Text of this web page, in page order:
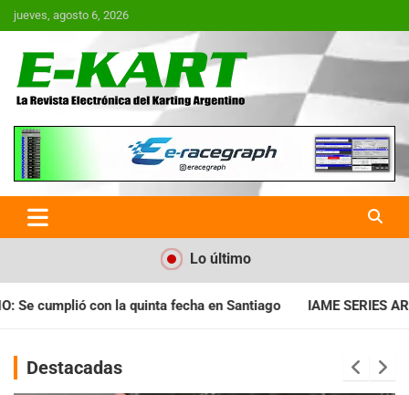
Saltar
al
jueves, agosto 6, 2026
E-Kart.com.ar | La Revista
Electrónica del Karting en
Argentina
Lo último
en Santiago IAME SERIES ARGENTINA: Horarios para la
Destacadas